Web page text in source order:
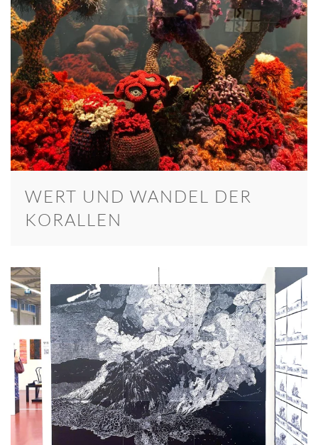
WERT UND WANDEL DER
KORALLEN